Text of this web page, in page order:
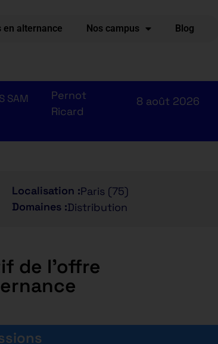
en alternance Nos campus Blog
SAM
Pernot
Ricard
8 août 2026
Localisation :Paris (75)
Domaines :Distribution
de l'offre